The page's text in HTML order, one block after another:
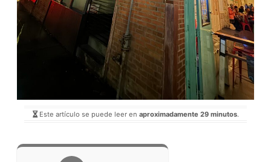
Este artículo se puede leer en aproximadamente 29 minutos.